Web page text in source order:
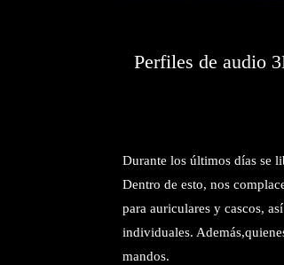
Perfiles de audio
Durante los últimos días se
Dentro de esto, nos
para auriculares y cascos,
individuales.
mandos.